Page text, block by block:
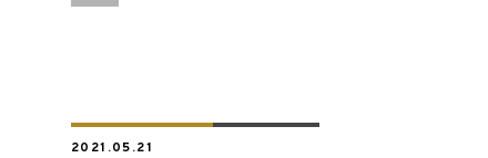
2021.05.21